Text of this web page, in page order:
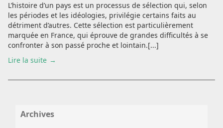
L’histoire d’un pays est un processus de sélection qui, selon
les périodes et les idéologies, privilégie certains faits au
détriment d’autres. Cette sélection est particulièrement
marquée en France, qui éprouve de grandes difficultés à se
confronter à son passé proche et lointain.[...]
Lire la suite
Archives